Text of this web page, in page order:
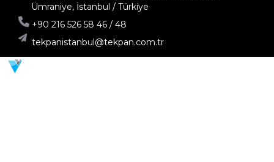
Ümraniye, İstanbul / Türkiye
+90 216 526 58 46 / 48
tekpanistanbul@tekpan.com.tr